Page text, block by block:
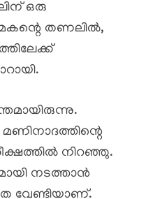
ഒരു
തണലിൽ,
നിറഞ്ഞു.
നടത്താൻ
വേണ്ടിയാണ്.